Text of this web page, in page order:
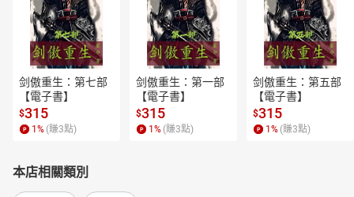
剑傲重生：第七部
【電子書】
$315
1 % (賺3點)
剑傲重生：第一部
【電子書】
$315
1 % (賺3點)
剑傲重生：第五部
【電子書】
$315
1 % (賺3點)
本店相關類別